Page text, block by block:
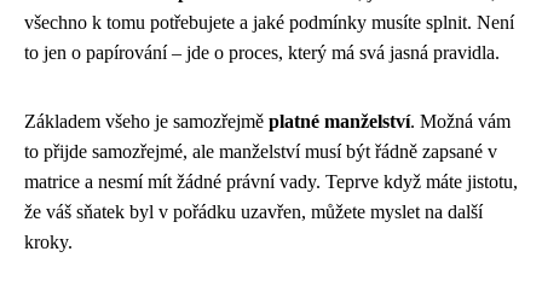
všechno k tomu potřebujete a jaké podmínky musíte splnit. Není
to jen o papírování – jde o proces, který má svá jasná pravidla.
Základem všeho je samozřejmě platné manželství. Možná vám
to přijde samozřejmé, ale manželství musí být řádně zapsané v
matrice a nesmí mít žádné právní vady. Teprve když máte jistotu,
že váš sňatek byl v pořádku uzavřen, můžete myslet na další
kroky.